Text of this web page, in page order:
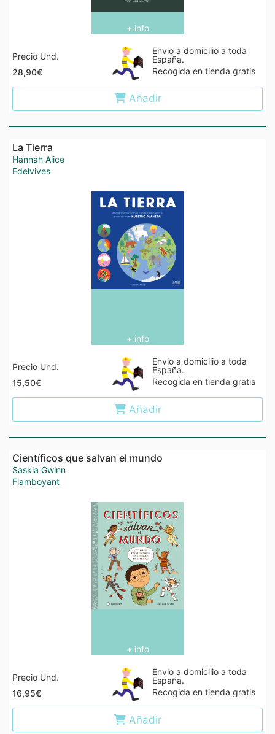
+ info
Precio Und.
28,90€
Envio a domicilio a toda
España.
Recogida en tienda gratis
Añadir
La Tierra
Hannah Alice
Edelvives
+ info
Precio Und.
15,50€
Envio a domicilio a toda
España.
Recogida en tienda gratis
Añadir
Científicos que salvan el mundo
Saskia Gwinn
Flamboyant
+ info
Precio Und.
16,95€
Envio a domicilio a toda
España.
Recogida en tienda gratis
Añadir